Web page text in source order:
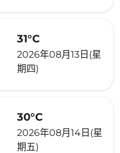
31°C
2026年08月13日(星
期四)
30°C
2026年08月14日(星
期五)